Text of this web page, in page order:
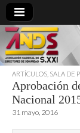
ARTÍCULOS SALA DE
Aprobación
Nacional
31 mayo, 2016